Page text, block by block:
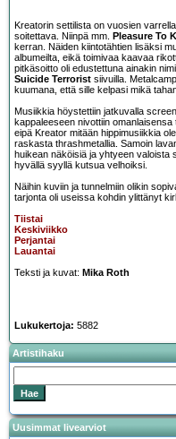
Kreatorin settilista on vuosien
soitettava. Niinpä mm. Pleasure To
kerran. Näiden kiintotähtien lisäksi
albumeilta, eikä toimivaa kaavaa
pitkäsoitto oli edustettuna ainakin
Suicide Terrorist siivuilla.
kuumana, että sille kelpasi mikä
Musiikkia höystettiin jatkuvalla
kappaleeseen nivottiin
eipä Kreator mitään hippimusiikkia
raskasta thrashmetallia. Samoin
huikean näköisiä ja yhtyeen
hyvällä syyllä kutsua velhoiksi.
Näihin kuviin ja tunnelmiin olikin
tarjonta oli useissa kohdin ylittänyt
Tiistai
Keskiviikko
Perjantai
Lauantai
Teksti ja kuvat: Mika Roth
Lukukertoja: 5882
Artistihaku
Uusimmat livearviot